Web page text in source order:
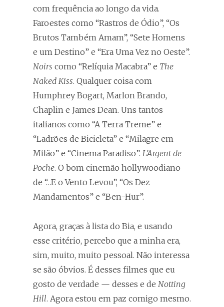
com frequência ao longo da vida.
Faroestes como “Rastros de Ódio”, “Os
Brutos Também Amam”, “Sete Homens
e um Destino” e “Era Uma Vez no Oeste”.
Noirs como “Relíquia Macabra” e The
Naked Kiss. Qualquer coisa com
Humphrey Bogart, Marlon Brando,
Chaplin e James Dean. Uns tantos
italianos como “A Terra Treme” e
“Ladrões de Bicicleta” e “Milagre em
Milão” e “Cinema Paradiso”. L’Argent de
Poche. O bom cinemão hollywoodiano
de “…E o Vento Levou”, “Os Dez
Mandamentos” e “Ben-Hur”.
Agora, graças à lista do Bia, e usando
esse critério, percebo que a minha era,
sim, muito, muito pessoal. Não interessa
se são óbvios. É desses filmes que eu
gosto de verdade — desses e de Notting
Hill. Agora estou em paz comigo mesmo.